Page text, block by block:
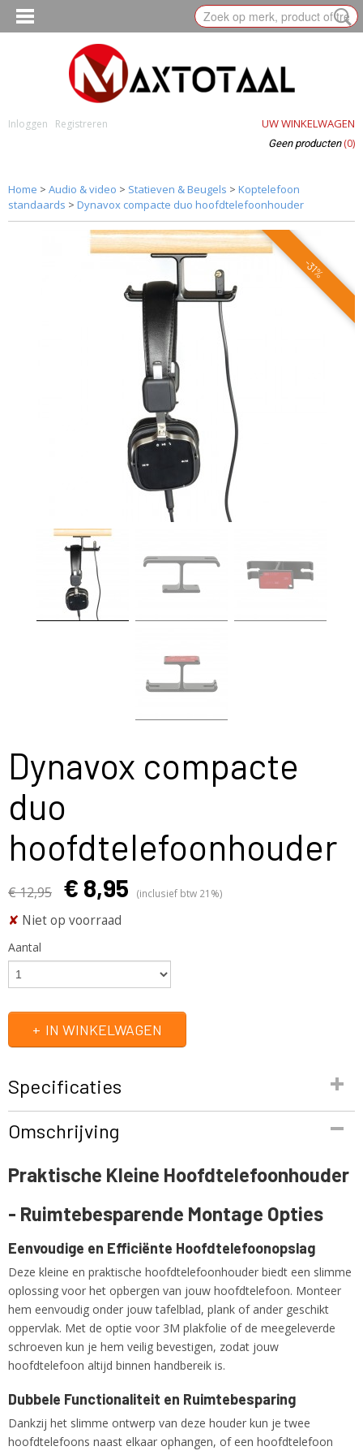
Inloggen Registreren UW WINKELWAGEN
Geen producten (0)
Home > Audio & video > Statieven & Beugels > Koptelefoon
standaards > Dynavox compacte duo hoofdtelefoonhouder
-31%
Dynavox compacte
duo
hoofdtelefoonhouder
€ 12,95 € 8,95 (inclusief btw 21%)
✘ Niet op voorraad
Aantal
IN WINKELWAGEN
Specificaties
BN 207689
4250019133978
BN 207689
1,00 Kg
Omschrijving
Praktische Kleine Hoofdtelefoonhouder
- Ruimtebesparende Montage Opties
Eenvoudige en Efficiënte Hoofdtelefoonopslag
Deze kleine en praktische hoofdtelefoonhouder biedt een slimme
oplossing voor het opbergen van jouw hoofdtelefoon. Monteer
hem eenvoudig onder jouw tafelblad, plank of ander geschikt
oppervlak. Met de optie voor 3M plakfolie of de meegeleverde
schroeven kun je hem veilig bevestigen, zodat jouw
hoofdtelefoon altijd binnen handbereik is.
Dubbele Functionaliteit en Ruimtebesparing
Dankzij het slimme ontwerp van deze houder kun je twee
hoofdtelefoons naast elkaar ophangen, of een hoofdtelefoon